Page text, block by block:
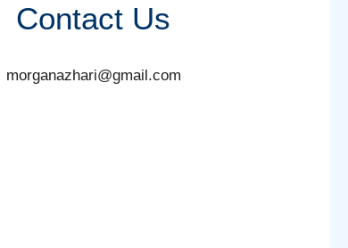
Contact Us
morganazhari@gmail.com